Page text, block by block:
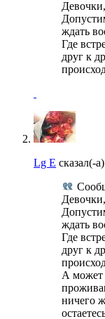
ждать
Где
друг к
Lg E сказал(-
ждать
Где
друг к
А может
ничего